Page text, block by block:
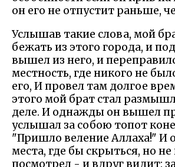
он его не отпустит раньше,
Услышав такие слова, мой
бежать из этого города, и
вышел из него, и
местность, где никого не
его, И провел там долгое
этого мой брат стал
деле. И однажды он вышел
услышал за собою топот
"Пришло веление Аллаха!" И
места, где бы скрыться, но
посмотрел - и вдруг видит: